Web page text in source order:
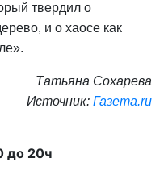
твердил о
и о хаосе как
Татьяна Сохарева
Источник: Газета.ru
до 20ч